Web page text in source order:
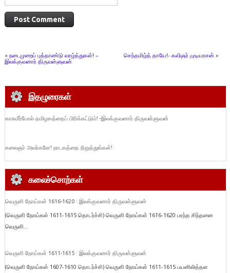
« நடைமுறைப் புத்தாண்டு வாழ்த்துகள்! –
இலக்குவனார் திருவள்ளுவன்
செந்தமிழ்த் தாயே!- கவிஞர் முடியரசன் »
இதழுரைகள்
காசுமீர்போல் தமிழகத்தைப் பிரிக்கட்டும்! -இலக்குவனார் திருவள்ளுவன்
கலைஞர் அவர்களே! நாடகத்தை நிறுத்துங்கள்!
கலைச்சொற்கள்
வெருளி நோய்கள் 1616-1620 : இலக்குவனார் திருவள்ளுவன்
(வெருளி நோய்கள் 1611-1615 தொடர்ச்சி) வெருளி நோய்கள் 1616-1620 பரந்த சிந்தனை
வெருளி...
வெருளி நோய்கள் 1611-1615 : இலக்குவனார் திருவள்ளுவன்
(வெருளி நோய்கள் 1607-1610 தொடர்ச்சி) வெருளி நோய்கள் 1611-1615 பயனிலித்தள